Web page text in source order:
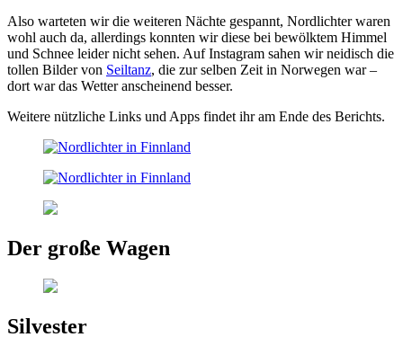
Also warteten wir die weiteren Nächte gespannt, Nordlichter waren
wohl auch da, allerdings konnten wir diese bei bewölktem Himmel
und Schnee leider nicht sehen. Auf Instagram sahen wir neidisch die
tollen Bilder von Seiltanz, die zur selben Zeit in Norwegen war –
dort war das Wetter anscheinend besser.
Weitere nützliche Links und Apps findet ihr am Ende des Berichts.
Der große Wagen
Silvester